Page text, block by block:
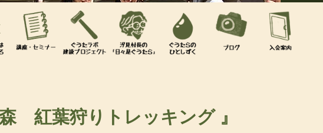
紅葉狩りトレッキング 』